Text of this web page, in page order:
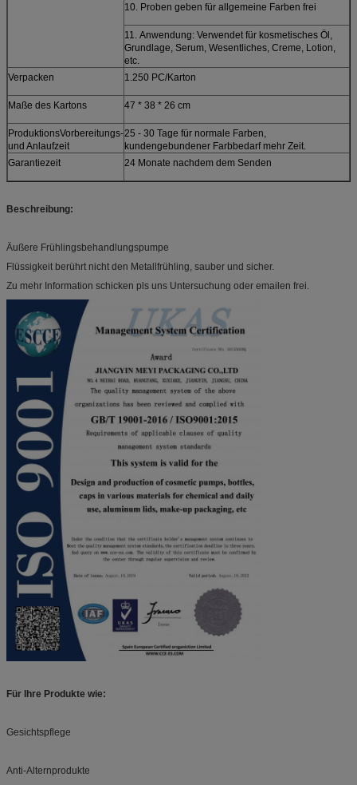
10. Proben geben für allgemeine Farben frei
11. Anwendung: Verwendet für kosmetisches Öl,
Grundlage, Serum, Wesentliches, Creme, Lotion,
etc.
Verpacken
1.250 PC/Karton
Maße des Kartons 47 * 38 * 26 cm
ProduktionsVorbereitungs-
und Anlaufzeit
25 - 30 Tage für normale Farben,
kundengebundener Farbbedarf mehr Zeit.
Garantiezeit
24 Monate nachdem dem Senden
Beschreibung:
Äußere Frühlingsbehandlungspumpe
Flüssigkeit berührt nicht den Metallfrühling, sauber und sicher.
Zu mehr Information schicken pls uns Untersuchung oder emailen frei.
Für Ihre Produkte wie:
Gesichtspflege
Anti-Alternprodukte